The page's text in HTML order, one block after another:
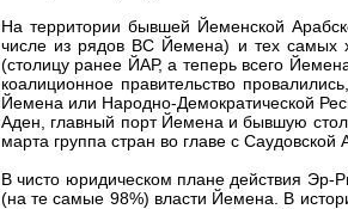
На территории бывшей Йеменской
числе из рядов ВС Йемена) и тех самых
(столицу ранее ЙАР, а теперь всего
коалиционное правительство
Йемена или Народно-Демократической
Аден, главный порт Йемена и бывшую
марта группа стран во главе с
В чисто юридическом плане действия Эр-
(на те самые 98%) власти Йемена. В